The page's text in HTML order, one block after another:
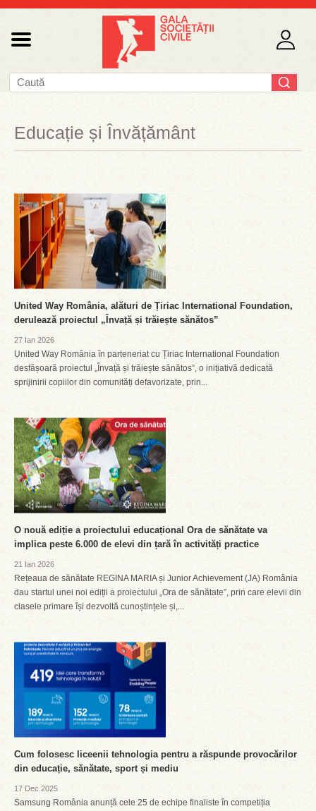
Educație și Învățământ
United Way România, alături de Țiriac International Foundation,
derulează proiectul „Învață și trăiește sănătos”
27 Ian 2026
United Way România în parteneriat cu Țiriac International Foundation
desfășoară proiectul „Învață și trăiește sănătos”, o inițiativă dedicată
sprijinirii copiilor din comunități defavorizate, prin...
O nouă ediție a proiectului educațional Ora de sănătate va
implica peste 6.000 de elevi din țară în activități practice
21 Ian 2026
Rețeaua de sănătate REGINA MARIA și Junior Achievement (JA) România
dau startul unei noi ediții a proiectului „Ora de sănătate”, prin care elevii din
clasele primare își dezvoltă cunoștințele și,...
Cum folosesc liceenii tehnologia pentru a răspunde provocărilor
din educație, sănătate, sport și mediu
17 Dec 2025
Samsung România anunță cele 25 de echipe finaliste în competiția